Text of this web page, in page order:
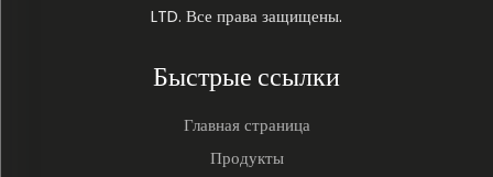
LTD. Все права защищены.
Быстрые ссылки
Главная страница
Продукты